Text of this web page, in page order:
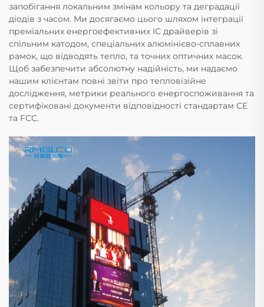
запобігання локальним змінам кольору та деградації
діодів з часом. Ми досягаємо цього шляхом інтеграції
преміальних енергоефективних ІС драйверів зі
спільним катодом, спеціальних алюмінієво-сплавних
рамок, що відводять тепло, та точних оптичних масок.
Щоб забезпечити абсолютну надійність, ми надаємо
нашим клієнтам повні звіти про тепловізійне
дослідження, метрики реального енергоспоживання та
сертифіковані документи відповідності стандартам CE
та FCC.